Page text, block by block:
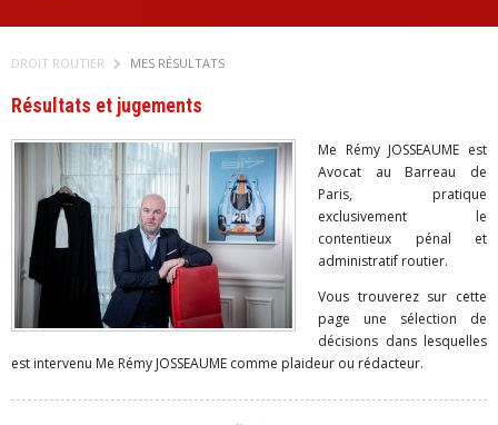
DROIT ROUTIER MES RÉSULTATS
Résultats et jugements
Me Rémy JOSSEAUME est
Avocat au Barreau de
Paris, pratique
exclusivement le
contentieux pénal et
administratif routier.
Vous trouverez sur cette
page une sélection de
décisions dans lesquelles
est intervenu Me Rémy JOSSEAUME comme plaideur ou rédacteur.